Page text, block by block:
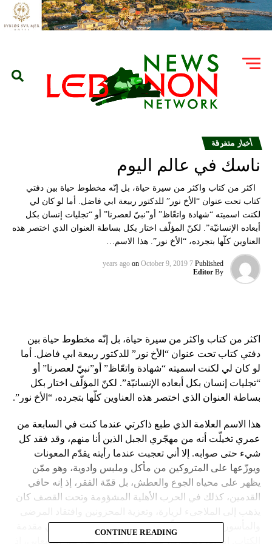
أخبار متفرقة
ناسك في عالم اليوم
اكثر من كتاب واكثر من سيرة حياة، بل إنّه مخطوط حياة بين دفتي
كتاب تحت عنوان “الأخ نور” للدكتور ربيعة ابي فاضل. أما لو كان لي
لكنت اسميته “شهادة واتعّاظ” أو”نبيّ لعصرنا” أو “تجليات إنسان بكل
أبعاده الإنسانيّة”. لكنّ المؤلّف اختار بكل بساطة العنوان الذي اختصر هذه
العناوين كلّها بتجرده، “الأخ نور”. هذا الاسم…
Published
7 years ago
on October 9, 2019
By
Editor
اكثر من كتاب واكثر من سيرة حياة، بل إنّه مخطوط حياة بين
دفتي كتاب تحت عنوان “الأخ نور” للدكتور ربيعة ابي فاضل. أما
لو كان لي لكنت اسميته “شهادة واتعّاظ” أو”نبيّ لعصرنا” أو
“تجليات إنسان بكل أبعاده الإنسانيّة”. لكنّ المؤلّف اختار بكل
بساطة العنوان الذي اختصر هذه العناوين كلّها بتجرده، “الأخ نور”.
هذا الاسم العلامة الذي طبع ذاكرتي عندما كنت في السابعة من
عمري تخيلّت أنه من مهجّري الجبل الذين أنا منهم، وقد فقد كل
شيء حتى صوابه. إلا أني تعجبت عندما رأيته يقدّم المعونات
ويوزّعها على المتروكين من مأكل وملبس وادوية، وهو ممّن
يظهر على محياه الجوع والعطش، بل قمّة الفقر، إذ إنه حافي
القدمين، كذلك في الحرب الأهلية المشؤومة وتحت القصف كان
والمأسورين، وهذا ما اكّده الدكتور انطوان عبدو سعد في مقدمة
الكتاب. اما أنا، ويومذاك، فقد قصوّا سيرته على قدر استيعابي، إذ
CONTINUE READING